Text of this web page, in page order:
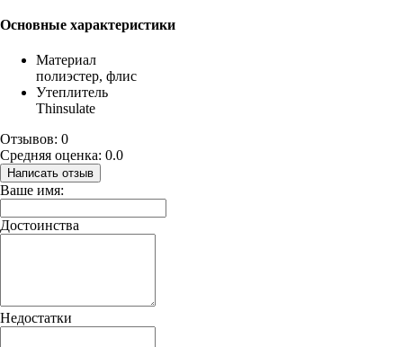
Основные характеристики
Материал
полиэстер, флис
Утеплитель
Thinsulate
Отзывов: 0
Средняя оценка: 0.0
Написать отзыв
Ваше имя:
Достоинства
Недостатки